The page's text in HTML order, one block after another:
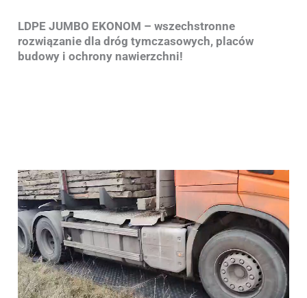
LDPE JUMBO EKONOM – wszechstronne
rozwiązanie dla dróg tymczasowych, placów
budowy i ochrony nawierzchni!